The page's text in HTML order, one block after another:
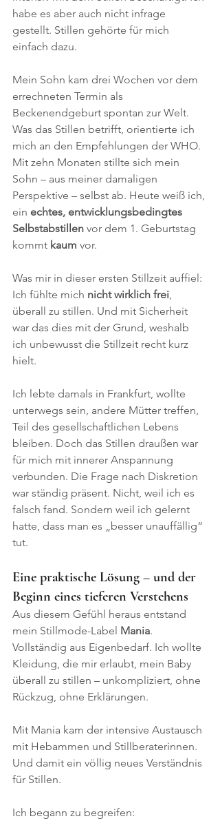
habe es aber auch nicht infrage
gestellt. Stillen gehörte für mich
einfach dazu.
Mein Sohn kam drei Wochen vor dem
errechneten Termin als
Beckenendgeburt spontan zur Welt.
Was das Stillen betrifft, orientierte ich
mich an den Empfehlungen der WHO.
Mit zehn Monaten stillte sich mein
Sohn – aus meiner damaligen
Perspektive – selbst ab. Heute weiß ich,
ein echtes, entwicklungsbedingtes
Selbstabstillen vor dem 1. Geburtstag
kommt kaum vor.
Was mir in dieser ersten Stillzeit auffiel:
Ich fühlte mich nicht wirklich frei,
überall zu stillen. Und mit Sicherheit
war das dies mit der Grund, weshalb
ich unbewusst die Stillzeit recht kurz
hielt.
Ich lebte damals in Frankfurt, wollte
unterwegs sein, andere Mütter treffen,
Teil des gesellschaftlichen Lebens
bleiben. Doch das Stillen draußen war
für mich mit innerer Anspannung
verbunden. Die Frage nach Diskretion
war ständig präsent. Nicht, weil ich es
falsch fand. Sondern weil ich gelernt
hatte, dass man es „besser unauffällig“
tut.
Eine praktische Lösung – und der
Beginn eines tieferen Verstehens
Aus diesem Gefühl heraus entstand
mein Stillmode-Label Mania.
Vollständig aus Eigenbedarf. Ich wollte
Kleidung, die mir erlaubt, mein Baby
überall zu stillen – unkompliziert, ohne
Rückzug, ohne Erklärungen.
Mit Mania kam der intensive Austausch
mit Hebammen und Stillberaterinnen.
Und damit ein völlig neues Verständnis
für Stillen.
Ich begann zu begreifen: